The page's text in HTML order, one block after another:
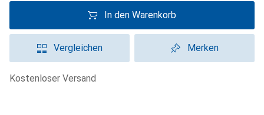
In den Warenkorb
Vergleichen Merken
kostenloser Versand